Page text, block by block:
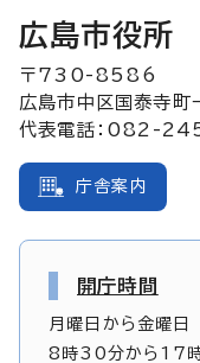
広島市役所
〒730-8586
広島市中区国泰寺
代表電話：082-
庁舎案内
開庁時間
月曜日から金曜日
8時30分から17時